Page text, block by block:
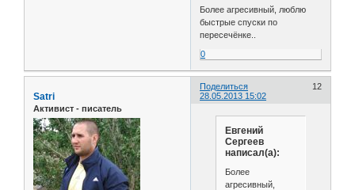
Более агресивный, люблю
быстрые спуски по
пересечёнке..
0
Поделиться
12
28.05.2013 15:02
Satri
Активист - писатель
Евгений
Сергеев
написал(а):
Более
агресивный,